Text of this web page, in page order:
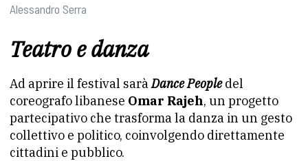
Alessandro Serra
Teatro e danza
Ad aprire il festival saràDance People del
coreografo libanese Omar Rajeh, un progetto
partecipativo che trasforma la danza in un gesto
collettivo e politico, coinvolgendo direttamente
cittadini e pubblico.